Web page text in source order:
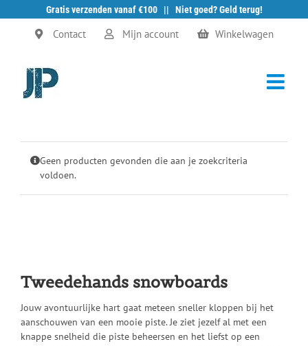
Gratis verzenden vanaf €100 || Niet goed? Geld terug!
Ga
Contact Mijn account Winkelwagen
Geen producten gevonden die aan je zoekcriteria
voldoen.
Tweedehands snowboards
Jouw avontuurlijke hart gaat meteen sneller kloppen bij het
aanschouwen van een mooie piste. Je ziet jezelf al met een
knappe snelheid die piste beheersen en het liefst op een